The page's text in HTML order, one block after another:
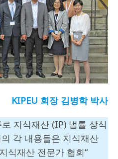
KIPEU 회장 김병학 박사
지식재산 (IP) 법률 상식
각 내용들은 지식재산
식재산 전문가 협회“